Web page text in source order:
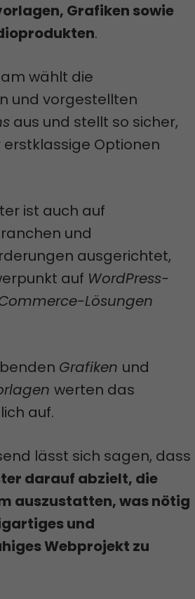
Grafiken sowie
.
wählt die
und vorgestellten
aus und stellt so sicher,
erstklassige Optionen
ist auch auf
und
ausgerichtet,
auf WordPress-
Lösungen
Grafiken und
werten das
auf.
lässt sich sagen, dass
darauf abzielt, die
auszustatten, was nötig
und
Webprojekt zu